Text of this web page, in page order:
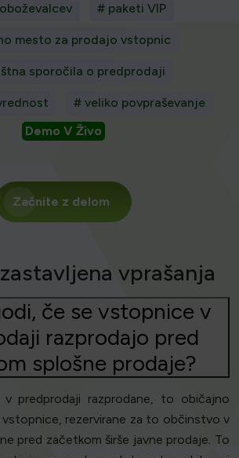
# paketi VIP
mesto za prodajo vstopnic
sporočila o predprodaji
# veliko povpraševanje
Demo V Živo
Začnite z delom
vprašanja
če se vstopnice v
razprodajo pred
splošne prodaje?
predprodaji razprodane, to običajno
vstopnice, rezervirane za to občinstvo v
pred začetkom širše javne prodaje. To